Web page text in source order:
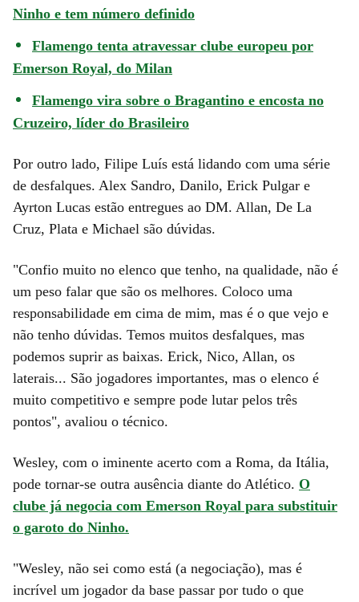
Ninho e tem número definido
Flamengo tenta atravessar clube europeu por
Emerson Royal, do Milan
Flamengo vira sobre o Bragantino e encosta no
Cruzeiro, líder do Brasileiro
Por outro lado, Filipe Luís está lidando com uma série
de desfalques. Alex Sandro, Danilo, Erick Pulgar e
Ayrton Lucas estão entregues ao DM. Allan, De La
Cruz, Plata e Michael são dúvidas.
"Confio muito no elenco que tenho, na qualidade, não é
um peso falar que são os melhores. Coloco uma
responsabilidade em cima de mim, mas é o que vejo e
não tenho dúvidas. Temos muitos desfalques, mas
podemos suprir as baixas. Erick, Nico, Allan, os
laterais... São jogadores importantes, mas o elenco é
muito competitivo e sempre pode lutar pelos três
pontos", avaliou o técnico.
Wesley, com o iminente acerto com a Roma, da Itália,
pode tornar-se outra ausência diante do Atlético. O
clube já negocia com Emerson Royal para substituir
o garoto do Ninho.
"Wesley, não sei como está (a negociação), mas é
incrível um jogador da base passar por tudo o que